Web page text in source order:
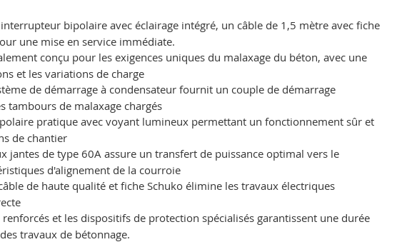
bipolaire avec éclairage intégré, un câble de 1,5 mètre avec fiche
une mise en service immédiate.
conçu pour les exigences uniques du malaxage du béton, avec une
et les variations de charge
de démarrage à condensateur fournit un couple de démarrage
tambours de malaxage chargés
pratique avec voyant lumineux permettant un fonctionnement sûr et
de chantier
jantes de type 60A assure un transfert de puissance optimal vers le
d'alignement de la courroie
de haute qualité et fiche Schuko élimine les travaux électriques
et les dispositifs de protection spécialisés garantissent une durée
travaux de bétonnage.